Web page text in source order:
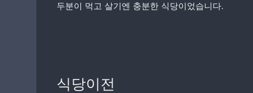
두분이 먹고 살기엔 충분한 식당이었습니다.
식당이전